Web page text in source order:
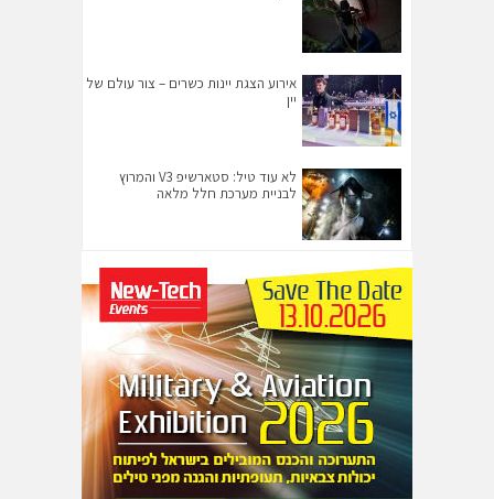
אירוע הצגת יינות כשרים – צור עולם של
יין
לא עוד טיל: סטארשיפ V3 והמרוץ
לבניית מערכת חלל מלאה